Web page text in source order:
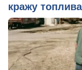
кражу топлива